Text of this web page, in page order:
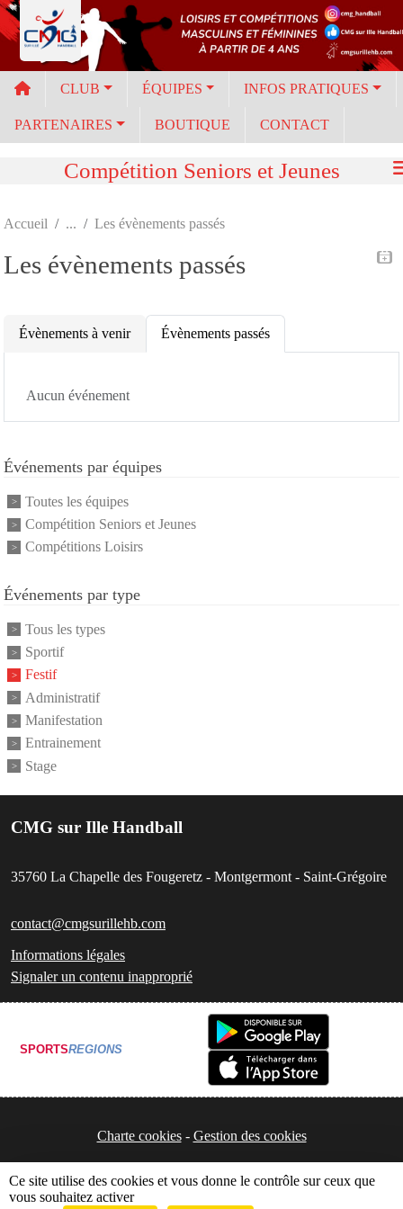
CLUB ÉQUIPES INFOS PRATIQUES
PARTENAIRES BOUTIQUE CONTACT
Compétition Seniors et Jeunes
Accueil Les évènements passés
Les évènements passés
Évènements à venir Évènements passés
Aucun événement
Événements par équipes
Toutes les équipes
Compétition Seniors et Jeunes
Compétitions Loisirs
Événements par type
Tous les types
Sportif
Festif
Administratif
Manifestation
Entrainement
Stage
CMG sur Ille Handball
35760 La Chapelle des Fougeretz - Montgermont - Saint-Grégoire
contact@cmgsurillehb.com
Informations légales
Signaler un contenu inapproprié
SPORTSREGIONS
Charte cookies Gestion des cookies
Panneau de gestion des cookies
Ce site utilise des cookies et vous donne le contrôle sur ceux que
vous souhaitez activer